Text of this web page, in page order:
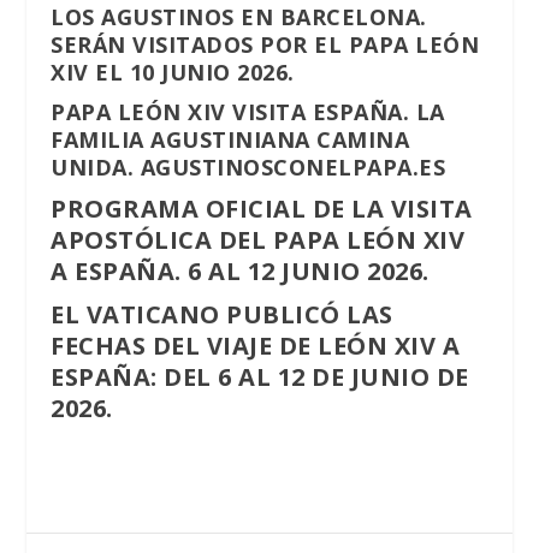
LOS AGUSTINOS EN BARCELONA.
SERÁN VISITADOS POR EL PAPA LEÓN
XIV EL 10 JUNIO 2026.
PAPA LEÓN XIV VISITA ESPAÑA. LA
FAMILIA AGUSTINIANA CAMINA
UNIDA. AGUSTINOSCONELPAPA.ES
PROGRAMA OFICIAL DE LA VISITA
APOSTÓLICA DEL PAPA LEÓN XIV
A ESPAÑA. 6 AL 12 JUNIO 2026.
EL VATICANO PUBLICÓ LAS
FECHAS DEL VIAJE DE LEÓN XIV A
ESPAÑA: DEL 6 AL 12 DE JUNIO DE
2026.